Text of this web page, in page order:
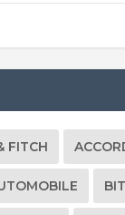
FITCH